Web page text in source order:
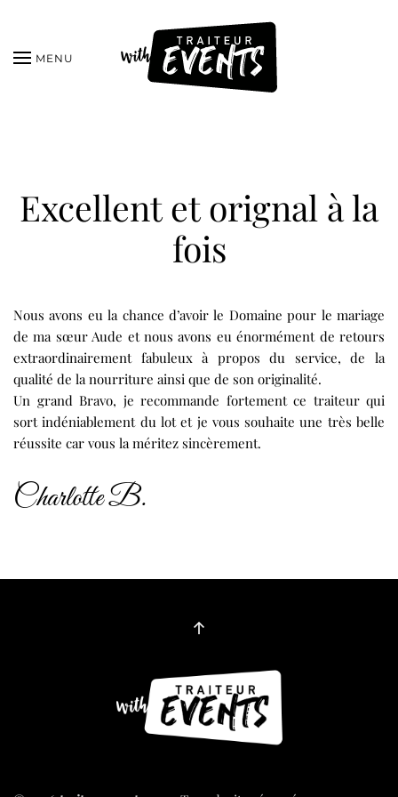
MENU
Excellent et orignal à la
fois
Nous avons eu la chance d’avoir le Domaine pour le mariage
de ma sœur Aude et nous avons eu énormément de retours
extraordinairement fabuleux à propos du service, de la
qualité de la nourriture ainsi que de son originalité.
Un grand Bravo, je recommande fortement ce traiteur qui
sort indéniablement du lot et je vous souhaite une très belle
réussite car vous la méritez sincèrement.
Charlotte B.